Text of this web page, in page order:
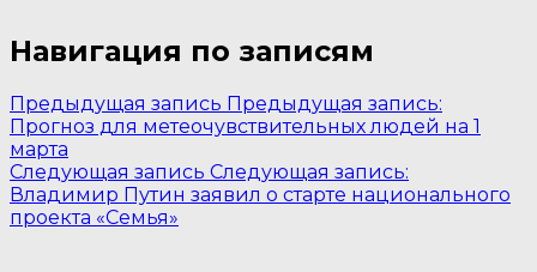
Навигация по записям
Предыдущая запись Предыдущая запись:
Прогноз для метеочувствительных людей на 1
марта
Следующая запись Следующая запись:
Владимир Путин заявил о старте национального
проекта «Семья»